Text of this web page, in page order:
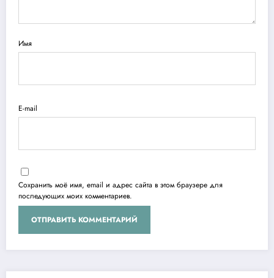
Имя
E-mail
Сохранить моё имя, email и адрес сайта в этом браузере для
последующих моих комментариев.